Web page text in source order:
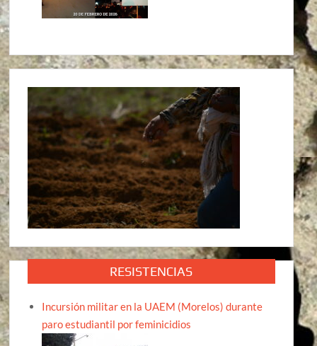
RESISTENCIAS
Incursión militar en la UAEM (Morelos) durante
paro estudiantil por feminicidios